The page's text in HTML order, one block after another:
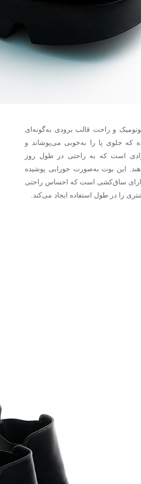
و راحت قالب برودی به‌گونه‌ای
که جلوی پا را به‌خوبی می‌پوشاند و
است که به راحتی در طول روز
این بوت به‌صورت جورابی پوشیده
ساق‌کشی است که احساس راحتی
را در طول استفاده ایجاد می‌کند.